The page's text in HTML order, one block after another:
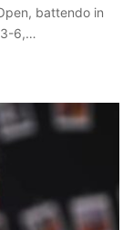
battendo in
3-6,…